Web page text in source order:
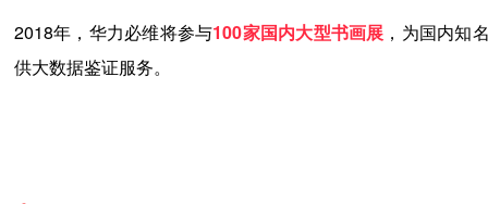
2018年，华力必维将参与100家国内大型书画展 ，为国内知
供大数据鉴证服务。